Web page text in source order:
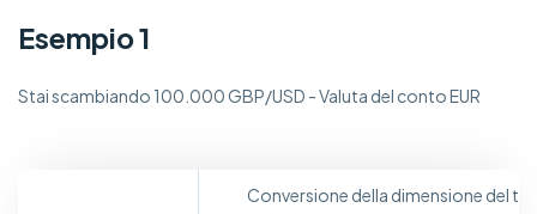
Esempio 1
Stai scambiando 100.000 GBP/USD - Valuta del conto EUR
Conversione della dimensione del